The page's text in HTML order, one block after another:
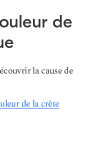
de
la cause de
de la crête